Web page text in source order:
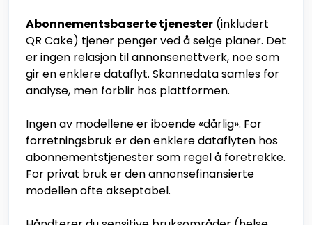
Abonnementsbaserte tjenester (inkludert
QR Cake) tjener penger ved å selge planer. Det
er ingen relasjon til annonsenettverk, noe som
gir en enklere dataflyt. Skannedata samles for
analyse, men forblir hos plattformen.
Ingen av modellene er iboende «dårlig». For
forretningsbruk er den enklere dataflyten hos
abonnementstjenester som regel å foretrekke.
For privat bruk er den annonsefinansierte
modellen ofte akseptabel.